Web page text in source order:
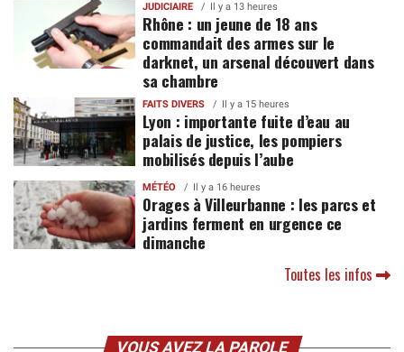
JUDICIAIRE Il y a 13 heures
Rhône : un jeune de 18 ans
commandait des armes sur le
darknet, un arsenal découvert dans
sa chambre
FAITS DIVERS Il y a 15 heures
Lyon : importante fuite d’eau au
palais de justice, les pompiers
mobilisés depuis l’aube
MÉTÉO Il y a 16 heures
Orages à Villeurbanne : les parcs et
jardins ferment en urgence ce
dimanche
Toutes les infos
VOUS AVEZ LA PAROLE